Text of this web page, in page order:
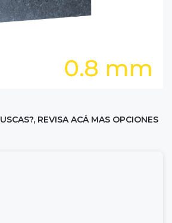
REVISA ACÁ MAS OPCIONES